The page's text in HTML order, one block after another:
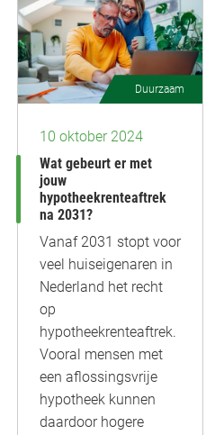
Duurzaam
10 oktober 2024
Wat gebeurt er met
jouw
hypotheekrenteaftrek
na 2031?
Vanaf 2031 stopt voor
veel huiseigenaren in
Nederland het recht
op
hypotheekrenteaftrek.
Vooral mensen met
een aflossingsvrije
hypotheek kunnen
daardoor hogere